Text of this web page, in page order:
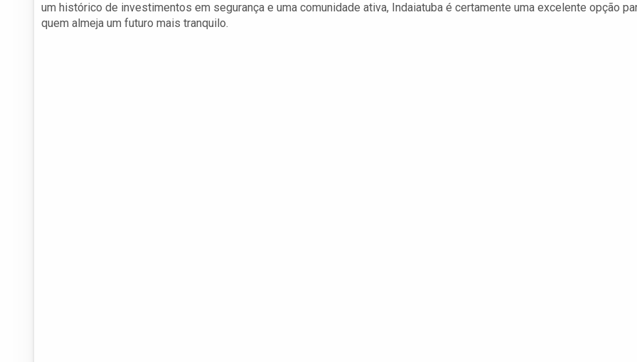
um histórico de investimentos em segurança e uma comunidade ativa, Indaiatuba é certamente uma excelente opção
quem almeja um futuro mais tranquilo.